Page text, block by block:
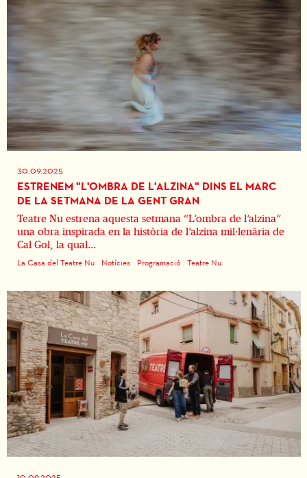
30.09.2025
ESTRENEM "L'OMBRA DE L'ALZINA" DINS EL MARC
DE LA SETMANA DE LA GENT GRAN
Teatre Nu estrena aquesta setmana “L’ombra de l’alzina”
una obra inspirada en la història de l’alzina mil·lenària de
Cal Gol, la qual...
La Casa del Teatre Nu Notícies Programació Teatre Nu